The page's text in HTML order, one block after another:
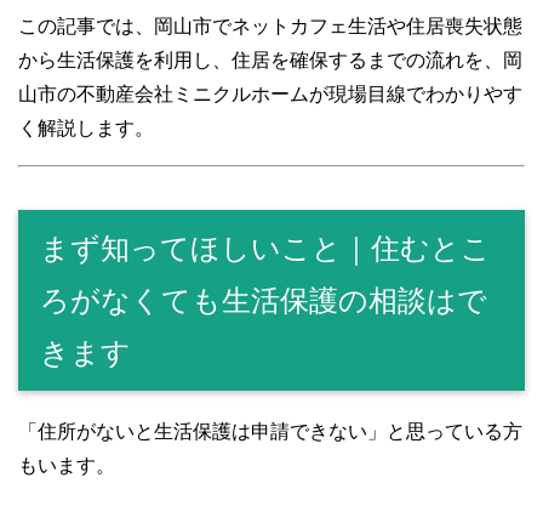
この記事では、岡山市でネットカフェ生活や住居喪失状態
から生活保護を利用し、住居を確保するまでの流れを、岡
山市の不動産会社ミニクルホームが現場目線でわかりやす
く解説します。
まず知ってほしいこと｜住むとこ
ろがなくても生活保護の相談はで
きます
「住所がないと生活保護は申請できない」と思っている方
もいます。